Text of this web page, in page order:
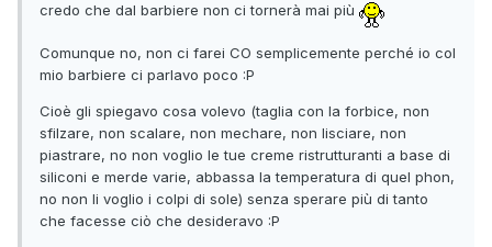
credo che dal barbiere non ci tornerà mai più
Comunque no, non ci farei CO semplicemente perché io col
mio barbiere ci parlavo poco :P
Cioè gli spiegavo cosa volevo (taglia con la forbice, non
sfilzare, non scalare, non mechare, non lisciare, non
piastrare, no non voglio le tue creme ristrutturanti a base di
siliconi e merde varie, abbassa la temperatura di quel phon,
no non li voglio i colpi di sole) senza sperare più di tanto
che facesse ciò che desideravo :P